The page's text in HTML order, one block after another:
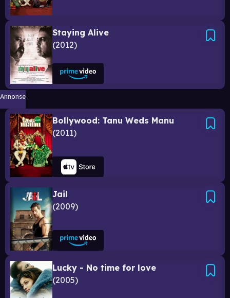
Staying Alive
2012
Annonse
Bollywood: Tanu Weds Manu
2011
Jail
2009
Lucky - No time for love
2005